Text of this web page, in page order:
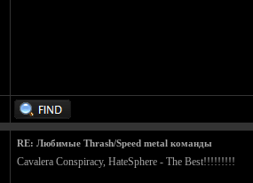
RE: Любимые Thrash/Speed metal команды
Cavalera Conspiracy, HateSphere - The Best!!!!!!!!!